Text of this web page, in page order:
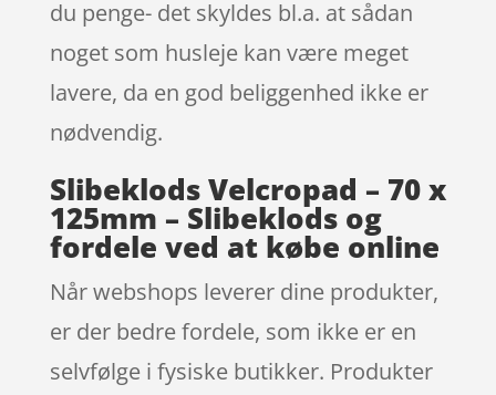
du penge- det skyldes bl.a. at sådan
noget som husleje kan være meget
lavere, da en god beliggenhed ikke er
nødvendig.
Slibeklods Velcropad – 70 x
125mm – Slibeklods og
fordele ved at købe online
Når webshops leverer dine produkter,
er der bedre fordele, som ikke er en
selvfølge i fysiske butikker. Produkter